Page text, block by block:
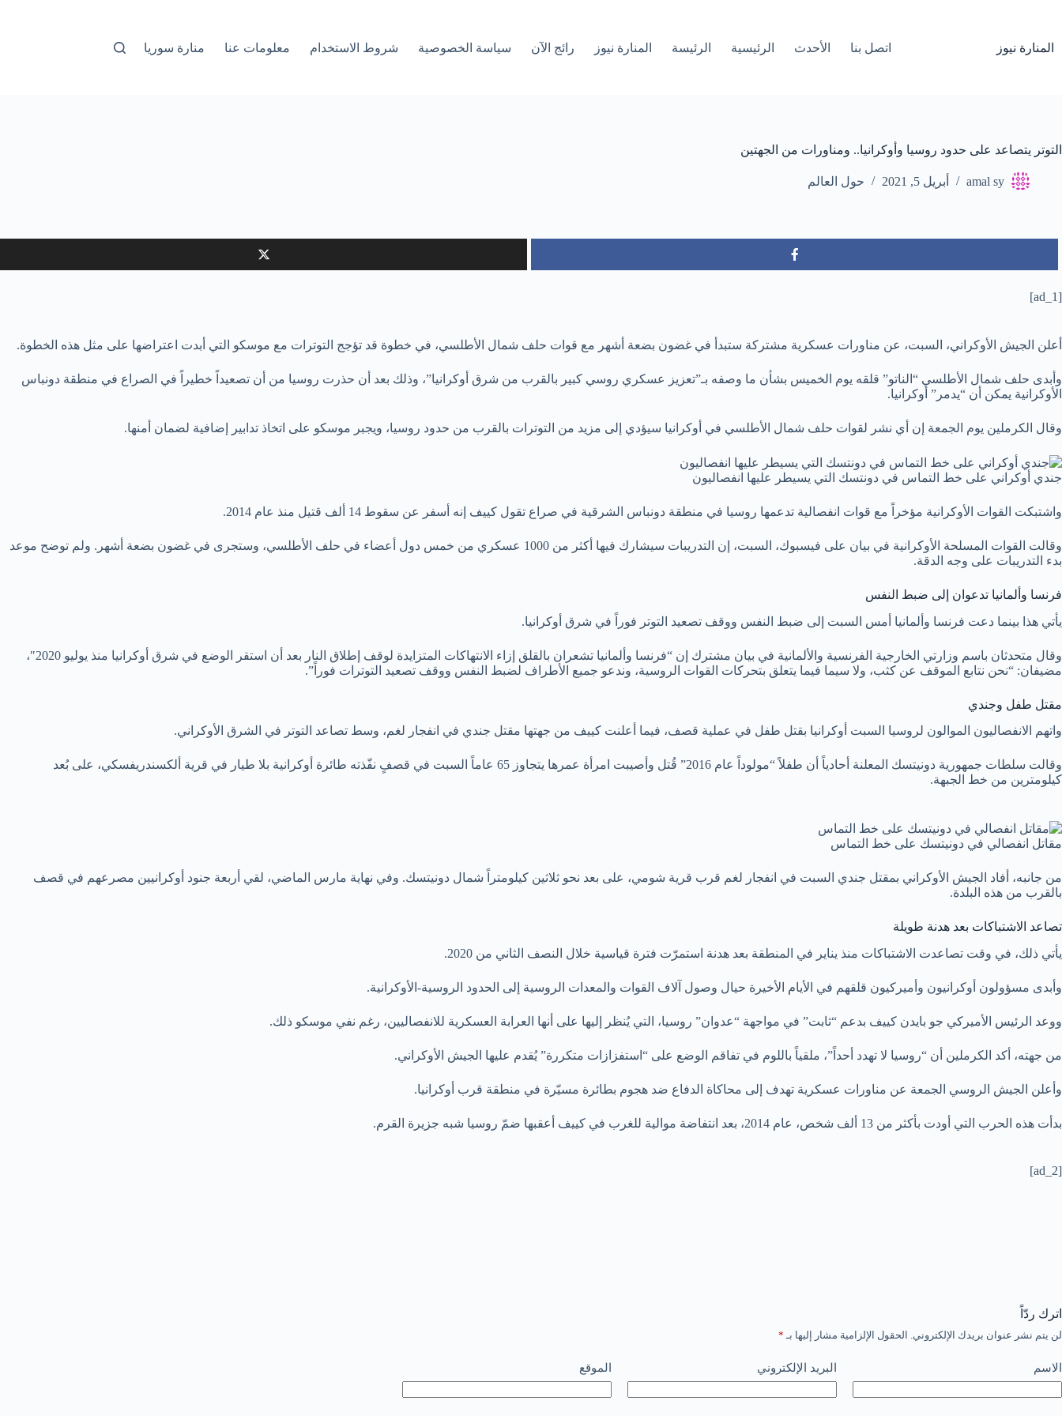
المنارة نيوز اتصل بنا الأحدث الرئيسية الرئیسة المنارة نيوز رائج الآن سياسة الخصوصية شروط الاستخدام معلومات عنا منارة سوريا
التوتر يتصاعد على حدود روسيا وأوكرانيا.. ومناورات من الجهتين
amal sy أبريل 5, 2021 حول العالم
[ad_1]
أعلن الجيش الأوكراني، السبت، عن مناورات عسكرية مشتركة ستبدأ في غضون بضعة أشهر مع قوات حلف شمال الأطلسي، في خطوة قد تؤجج التوترات مع موسكو التي أبدت اعتراضها على مثل هذه الخطوة.
وأبدى حلف شمال الأطلسي “الناتو” قلقه يوم الخميس بشأن ما وصفه بـ”تعزيز عسكري روسي كبير بالقرب من شرق أوكرانيا”، وذلك بعد أن حذرت روسيا من أن تصعيداً خطيراً في الصراع في منطقة دونباس
الأوكرانية يمكن أن “يدمر” أوكرانيا.
وقال الكرملين يوم الجمعة إن أي نشر لقوات حلف شمال الأطلسي في أوكرانيا سيؤدي إلى مزيد من التوترات بالقرب من حدود روسيا، ويجبر موسكو على اتخاذ تدابير إضافية لضمان أمنها.
جندي أوكراني على خط التماس في دونتسك التي يسيطر عليها انفصاليون
واشتبكت القوات الأوكرانية مؤخراً مع قوات انفصالية تدعمها روسيا في منطقة دونباس الشرقية في صراع تقول كييف إنه أسفر عن سقوط 14 ألف قتيل منذ عام 2014.
وقالت القوات المسلحة الأوكرانية في بيان على فيسبوك، السبت، إن التدريبات سيشارك فيها أكثر من 1000 عسكري من خمس دول أعضاء في حلف الأطلسي، وستجرى في غضون بضعة أشهر. ولم توضح موعد
بدء التدريبات على وجه الدقة.
فرنسا وألمانيا تدعوان إلى ضبط النفس
يأتي هذا بينما دعت فرنسا وألمانيا أمس السبت إلى ضبط النفس ووقف تصعيد التوتر فوراً في شرق أوكرانيا.
وقال متحدثان باسم وزارتي الخارجية الفرنسية والألمانية في بيان مشترك إن “فرنسا وألمانيا تشعران بالقلق إزاء الانتهاكات المتزايدة لوقف إطلاق النار بعد أن استقر الوضع في شرق أوكرانيا منذ يوليو 2020″،
مضيفان: “نحن نتابع الموقف عن كثب، ولا سيما فيما يتعلق بتحركات القوات الروسية، وندعو جميع الأطراف لضبط النفس ووقف تصعيد التوترات فوراً”.
مقتل طفل وجندي
واتهم الانفصاليون الموالون لروسيا السبت أوكرانيا بقتل طفل في عملية قصف، فيما أعلنت كييف من جهتها مقتل جندي في انفجار لغم، وسط تصاعد التوتر في الشرق الأوكراني.
وقالت سلطات جمهورية دونيتسك المعلنة أحادياً أن طفلاً “مولوداً عام 2016” قُتل وأصيبت امرأة عمرها يتجاوز 65 عاماً السبت في قصفٍ نفّذته طائرة أوكرانية بلا طيار في قرية ألكسندريفسكي، على بُعد
كيلومترين من خط الجبهة.
مقاتل انفصالي في دونيتسك على خط التماس
من جانبه، أفاد الجيش الأوكراني بمقتل جندي السبت في انفجار لغم قرب قرية شومي، على بعد نحو ثلاثين كيلومتراً شمال دونيتسك. وفي نهاية مارس الماضي، لقي أربعة جنود أوكرانيين مصرعهم في قصف
بالقرب من هذه البلدة.
تصاعد الاشتباكات بعد هدنة طويلة
يأتي ذلك، في وقت تصاعدت الاشتباكات منذ يناير في المنطقة بعد هدنة استمرّت فترة قياسية خلال النصف الثاني من 2020.
وأبدى مسؤولون أوكرانيون وأميركيون قلقهم في الأيام الأخيرة حيال وصول آلاف القوات والمعدات الروسية إلى الحدود الروسية-الأوكرانية.
ووعد الرئيس الأميركي جو بايدن كييف بدعم “ثابت” في مواجهة “عدوان” روسيا، التي يُنظر إليها على أنها العرابة العسكرية للانفصاليين، رغم نفي موسكو ذلك.
من جهته، أكد الكرملين أن “روسيا لا تهدد أحداً”، ملقياً باللوم في تفاقم الوضع على “استفزازات متكررة” يُقدم عليها الجيش الأوكراني.
وأعلن الجيش الروسي الجمعة عن مناورات عسكرية تهدف إلى محاكاة الدفاع ضد هجوم بطائرة مسيّرة في منطقة قرب أوكرانيا.
بدأت هذه الحرب التي أودت بأكثر من 13 ألف شخص، عام 2014، بعد انتفاضة موالية للغرب في كييف أعقبها ضمّ روسيا شبه جزيرة القرم.
[ad_2]
اترك ردّاً
لن يتم نشر عنوان بريدك الإلكتروني. الحقول الإلزامية مشار إليها بـ *
الاسم البريد الإلكتروني الموقع